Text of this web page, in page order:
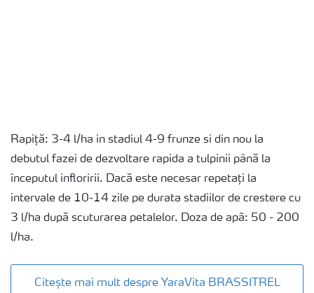
Rapiță: 3-4 l/ha in stadiul 4-9 frunze si din nou la
debutul fazei de dezvoltare rapida a tulpinii până la
începutul infloririi. Dacă este necesar repetați la
intervale de 10-14 zile pe durata stadiilor de crestere cu
3 l/ha după scuturarea petalelor. Doza de apã: 50 - 200
l/ha.
Citește mai mult despre YaraVita BRASSITREL